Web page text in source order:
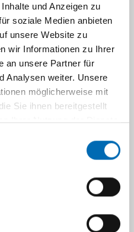
und Anzeigen zu
soziale Medien anbieten
unsere Website zu
wir Informationen zu Ihrer
an unsere Partner für
Analysen weiter. Unsere
möglicherweise mit
Sie ihnen bereitgestellt
Ihrer Nutzung der Dienste
vielfältig sind,
der Klinik für
das
in unseren
um dem Patienten
in unserer
und